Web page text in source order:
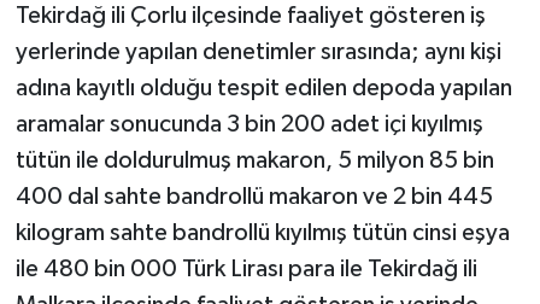
Tekirdağ ili Çorlu ilçesinde faaliyet gösteren iş
yerlerinde yapılan denetimler sırasında; aynı kişi
adına kayıtlı olduğu tespit edilen depoda yapılan
aramalar sonucunda 3 bin 200 adet içi kıyılmış
tütün ile doldurulmuş makaron, 5 milyon 85 bin
400 dal sahte bandrollü makaron ve 2 bin 445
kilogram sahte bandrollü kıyılmış tütün cinsi eşya
ile 480 bin 000 Türk Lirası para ile Tekirdağ ili